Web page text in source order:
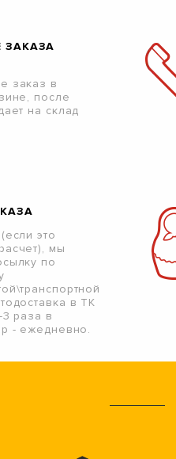
ЗАКАЗА
заказ в
после
на склад
это
мы
по
в ТК
раза в
- ежедневно.